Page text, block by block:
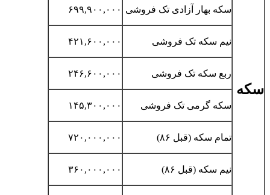
سکه
سکه بهار آزادی تک فروشی ۶۹۹,۹۰۰,۰۰۰
نیم سکه تک فروشی ۴۲۱,۶۰۰,۰۰۰
ربع سکه تک فروشی ۲۴۶,۶۰۰,۰۰۰
سکه گرمی تک فروشی ۱۴۵,۳۰۰,۰۰۰
تمام سکه (قبل ۸۶) ۷۲۰,۰۰۰,۰۰۰
نیم سکه (قبل ۸۶) ۳۶۰,۰۰۰,۰۰۰